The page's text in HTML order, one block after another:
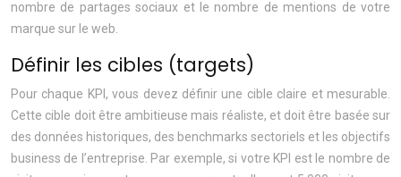
nombre de partages sociaux et le nombre de mentions de votre
marque sur le web.
Définir les cibles (targets)
Pour chaque KPI, vous devez définir une cible claire et mesurable.
Cette cible doit être ambitieuse mais réaliste, et doit être basée sur
des données historiques, des benchmarks sectoriels et les objectifs
business de l’entreprise. Par exemple, si votre KPI est le nombre de